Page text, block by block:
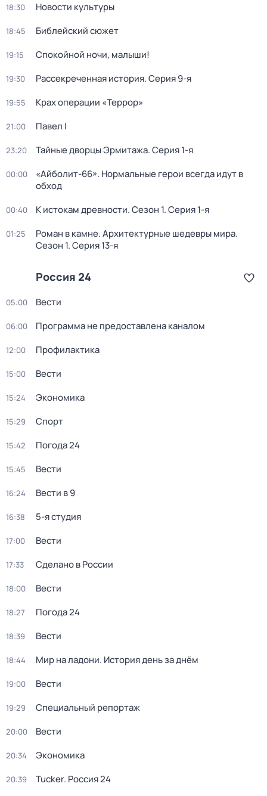
18:30 Новости культуры
18:45 Библейский сюжет
19:15 Спокойной ночи, малыши!
19:30 Рассекреченная история. Серия 9-я
19:55 Крах операции «Террор»
21:00 Павел I
23:20 Тайные дворцы Эрмитажа. Серия 1-я
00:00
«Айболит-66». Нормальные герои всегда идут в
обход
00:40 К истокам древности. Сезон 1. Серия 1-я
01:25 Роман в камне. Архитектурные шедевры мира.
Сезон 1. Серия 13-я
Россия 24
05:00 Вести
06:00 Программа не предоставлена каналом
12:00 Профилактика
15:00 Вести
15:24 Экономика
15:29 Спорт
15:42 Погода 24
15:45 Вести
16:24 Вести в 9
16:38 5-я студия
17:00 Вести
17:33 Сделано в России
18:00 Вести
18:27 Погода 24
18:39 Вести
18:44 Мир на ладони. История день за днём
19:00 Вести
19:29 Специальный репортаж
20:00 Вести
20:34 Экономика
20:39 Tucker. Россия 24